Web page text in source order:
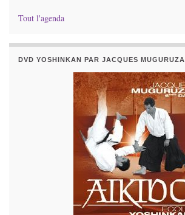
Tout l'agenda
DVD YOSHINKAN PAR JACQUES MUGURUZA